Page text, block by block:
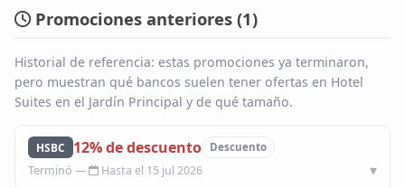
Promociones anteriores (1)
Historial de referencia: estas promociones ya terminaron,
pero muestran qué bancos suelen tener ofertas en Hotel
Suites en el Jardín Principal y de qué tamaño.
HSBC 12% de descuento Descuento
Hasta el 15 jul 2026